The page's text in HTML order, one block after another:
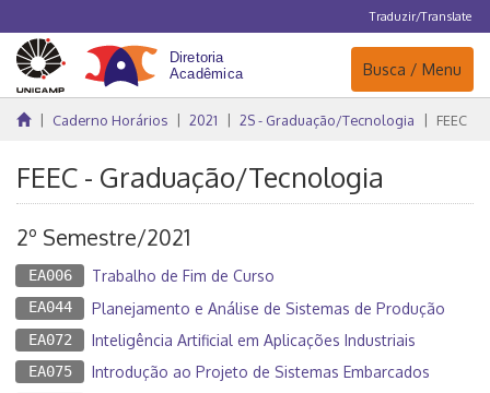
Traduzir/Translate
Navegação
Busca / Menu
Caderno Horários 2021 2S - Graduação/Tecnologia FEEC
FEEC - Graduação/Tecnologia
2º Semestre/2021
EA006 Trabalho de Fim de Curso
EA044 Planejamento e Análise de Sistemas de Produção
EA072 Inteligência Artificial em Aplicações Industriais
EA075 Introdução ao Projeto de Sistemas Embarcados